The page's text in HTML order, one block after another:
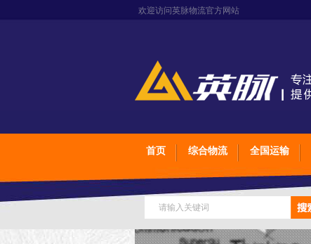
欢迎访问英脉物流官方网站
首页 综合物流 全国运输